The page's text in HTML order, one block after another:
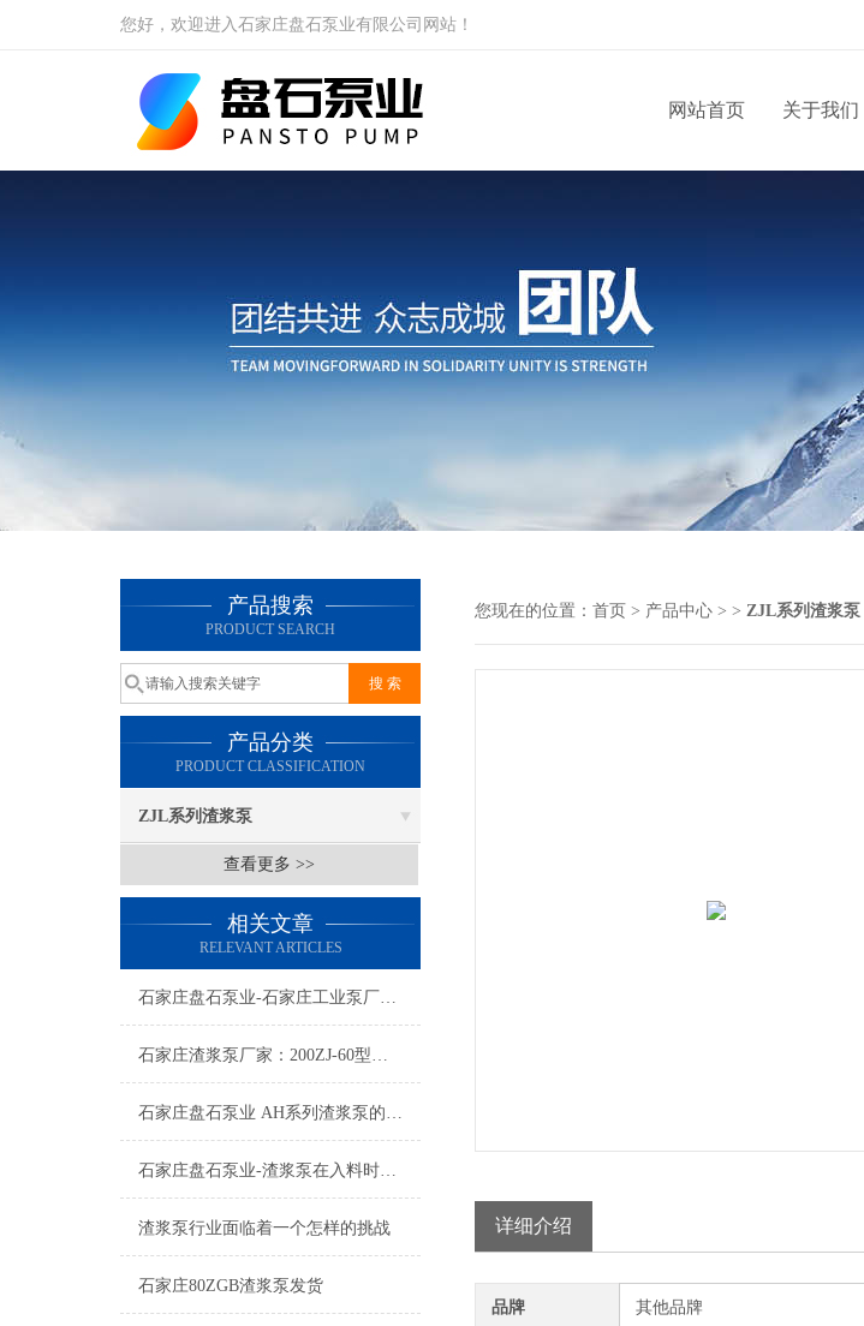
您好，欢迎进入石家庄盘石泵业有限公司网站！
网站首页 关于我们
产品搜索
PRODUCT SEARCH
产品分类
PRODUCT CLASSIFICATION
ZJL系列渣浆泵
查看更多 >>
相关文章
RELEVANT ARTICLES
石家庄盘石泵业-石家庄工业泵厂家：造成渣浆泵机械泄漏的原因分析
石家庄渣浆泵厂家：200ZJ-60型渣浆泵
石家庄盘石泵业 AH系列渣浆泵的特点及应用
石家庄盘石泵业-渣浆泵在入料时常出现的问题
渣浆泵行业面临着一个怎样的挑战
石家庄80ZGB渣浆泵发货
您现在的位置： 首页 > 产品中心 > > ZJL系列渣浆泵
详细介绍
品牌 其他品牌